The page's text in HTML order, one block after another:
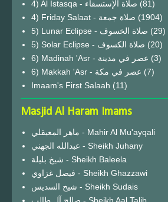
4) Al Istasqa - صلاة الإستسقاء (81)
4) Friday Salaat - صلاة جمعة (1904)
5) Lunar Eclipse - صلاة الخسوف (29)
(20)
6) Madinah 'Asr - عصر في مدينة (3)
6) Makkah 'Asr - عصر في مكة (7)
Imaam's First Salaah (11)
Masjid Al Haram Imams
ماهر المعيقلي - Mahir Al Mu'ayqali
عبدالله الجهني - Sheikh Juhany
شيخ بليلة - Sheikh Baleela
فيصل غزاوي - Sheikh Ghazzawi
شيخ السديس - Sheikh Sudais
صالح آل طالب - Sheikh Aal Talib